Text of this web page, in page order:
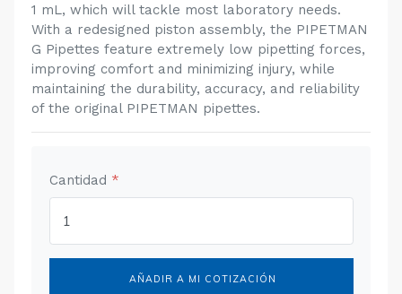
1 mL, which will tackle most laboratory needs.
With a redesigned piston assembly, the PIPETMAN
G Pipettes feature extremely low pipetting forces,
improving comfort and minimizing injury, while
maintaining the durability, accuracy, and reliability
of the original PIPETMAN pipettes.
Cantidad *
AÑADIR A MI COTIZACIÓN